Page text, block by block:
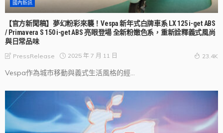
國內新訊
【官方新聞稿】夢幻粉彩來襲！Vespa 新年式白牌車系 LX 125 i-get ABS
/ Primavera S 150 i-get ABS 亮眼登場 全新粉嫩色系，重新詮釋義式風尚
與日常品味
PressRelease 2025 年 7 月 11 日 23.4K
Vespa作為城市移動與義式生活風格的經...